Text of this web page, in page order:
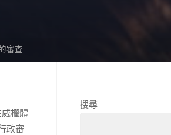
審查
權體
政審
搜尋